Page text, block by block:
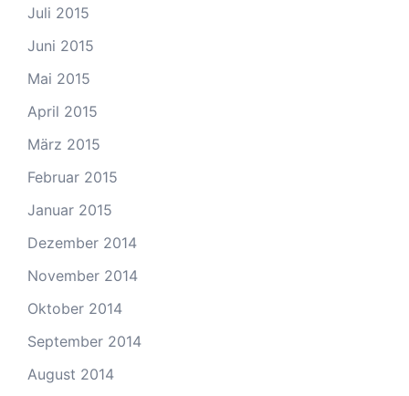
Juli 2015
Juni 2015
Mai 2015
April 2015
März 2015
Februar 2015
Januar 2015
Dezember 2014
November 2014
Oktober 2014
September 2014
August 2014